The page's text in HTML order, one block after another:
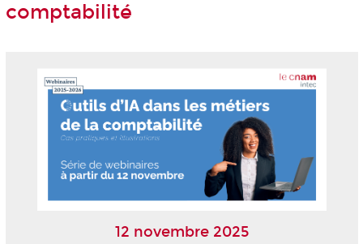
comptabilité
12 novembre 2025